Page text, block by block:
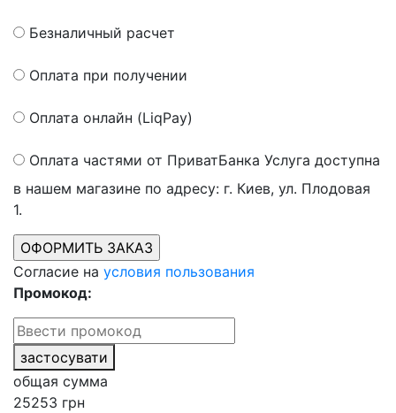
Безналичный расчет
Оплата при получении
Оплата онлайн (LiqPay)
Оплата частями от ПриватБанка Услуга доступна
в нашем магазине по адресу: г. Киев, ул. Плодовая
1.
Согласие на условия пользования
Промокод:
застосувати
общая сумма
25253 грн